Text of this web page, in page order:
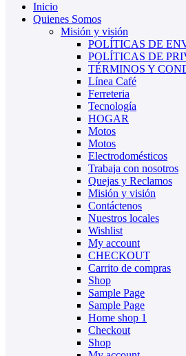
Inicio
Quienes Somos
Misión y visión
POLÍTICAS DE
POLÍTICAS DE
TÉRMINOS Y
Línea Café
Ferreteria
Tecnología
HOGAR
Motos
Motos
Electrodomésticos
Trabaja con nosotros
Quejas y Reclamos
Misión y visión
Contáctenos
Nuestros locales
Wishlist
My account
CHECKOUT
Carrito de compras
Shop
Sample Page
Sample Page
Home shop 1
Checkout
Shop